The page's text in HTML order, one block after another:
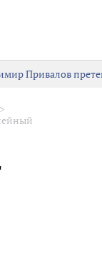
Привалов